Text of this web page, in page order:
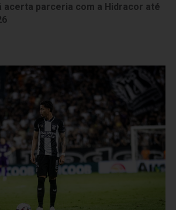
acerta parceria com a Hidracor até